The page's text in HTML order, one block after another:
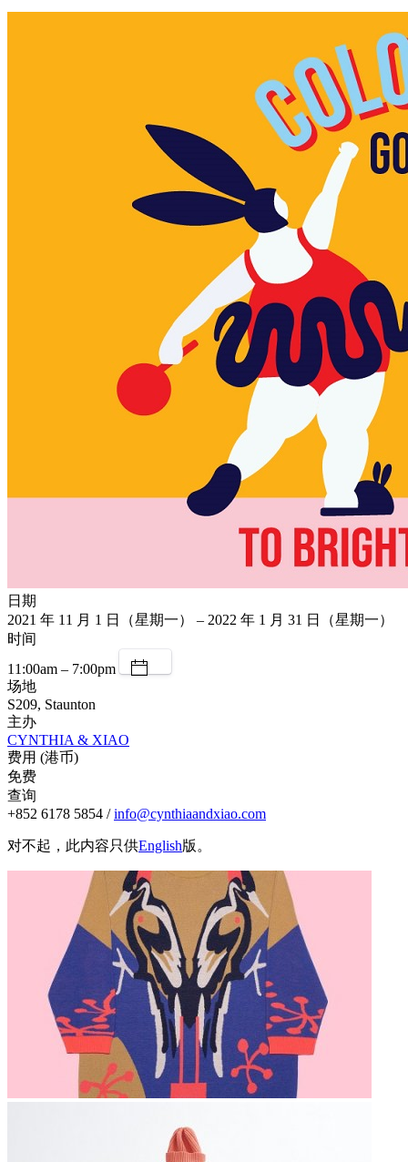
日期
2021 年 11 月 1 日（星期一） – 2022 年 1 月 31 日（星期一）
时间
11:00am – 7:00pm
场地
S209, Staunton
主办
CYNTHIA & XIAO
费用 (港币)
免费
查询
+852 6178 5854 /info@cynthiaandxiao.com
对不起，此内容只供English版。